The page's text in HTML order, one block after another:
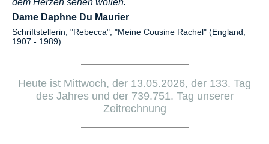
dem Herzen sehen wollen."
Dame Daphne Du Maurier
Schriftstellerin, "Rebecca", "Meine Cousine Rachel" (England,
1907 - 1989).
Heute ist Mittwoch, der 13.05.2026, der 133. Tag
des Jahres und der 739.751. Tag unserer
Zeitrechnung